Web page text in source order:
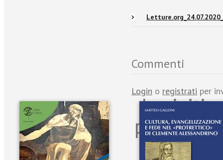
Letture.org_24.07.2020_
Commenti
Login o registrati per
Iscriviti
per
sulle